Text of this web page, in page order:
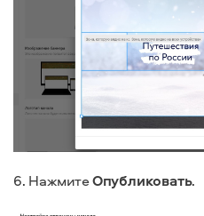
6. НажмитеОпубликовать.